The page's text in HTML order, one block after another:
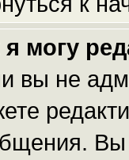
я могу
вы не
Вы